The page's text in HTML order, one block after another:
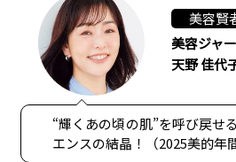
美容賢
美容ジャ
天野 佳代
“輝くあの頃の肌”を呼び戻せ
エンスの結晶！（2025美的年間